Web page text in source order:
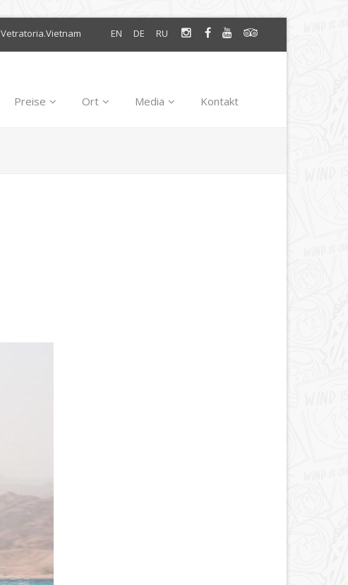
Vetratoria.Vietnam EN DE RU
Preise Ort Media Kontakt